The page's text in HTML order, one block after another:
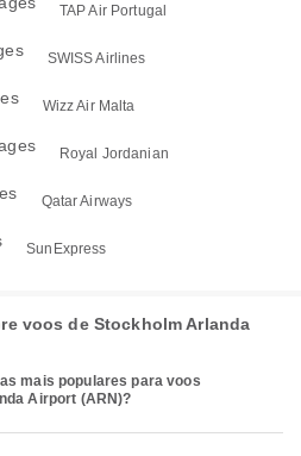
TAP Air Portugal
SWISS Airlines
Wizz Air Malta
Royal Jordanian
Qatar Airways
SunExpress
voos de Stockholm Arlanda
mais populares para voos
Airport (ARN)?